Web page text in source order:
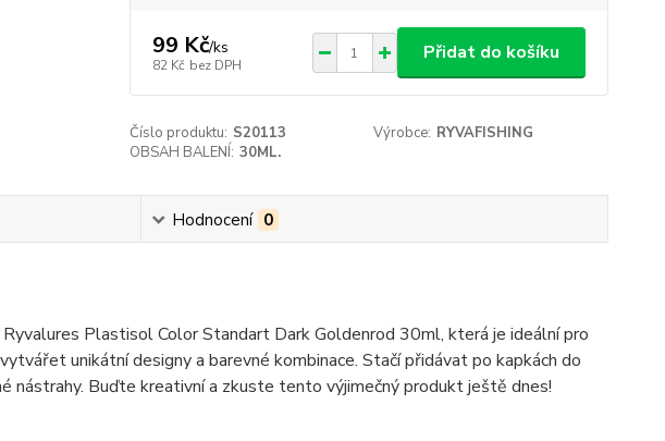
99 Kč/ks
82 Kč bez DPH
Přidat do košíku
Číslo produktu: S20113 Výrobce: RYVAFISHING
OBSAH BALENÍ: 30ML.
Hodnocení 0
Plastisol Color Standart Dark Goldenrod 30ml, která je ideální pro
unikátní designy a barevné kombinace. Stačí přidávat po kapkách do
Buďte kreativní a zkuste tento výjimečný produkt ještě dnes!